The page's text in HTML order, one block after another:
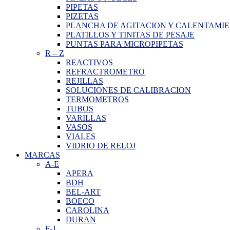
PIPETAS
PIZETAS
PLANCHA DE AGITACION Y
PLATILLOS Y TINITAS DE PESAJE
PUNTAS PARA MICROPIPETAS
R – Z
REACTIVOS
REFRACTROMETRO
REJILLAS
SOLUCIONES DE CALIBRACION
TERMOMETROS
TUBOS
VARILLAS
VASOS
VIALES
VIDRIO DE RELOJ
MARCAS
A-E
APERA
BDH
BEL-ART
BOECO
CAROLINA
DURAN